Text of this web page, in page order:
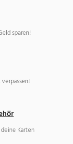
sparen!
Karten